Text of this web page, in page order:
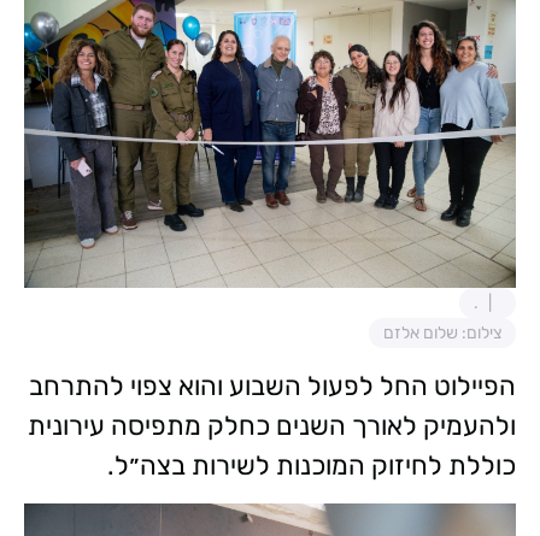
.
צילום: שלום אלזם
הפיילוט החל לפעול השבוע והוא צפוי להתרחב
ולהעמיק לאורך השנים כחלק מתפיסה עירונית
כוללת לחיזוק המוכנות לשירות בצה״ל.